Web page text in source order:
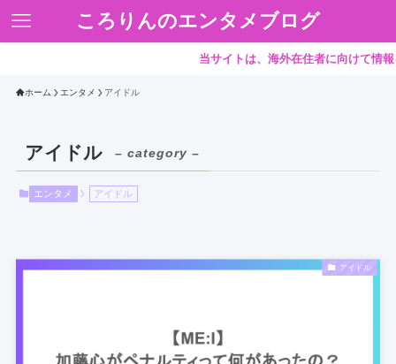
ころりんのエンタメブログ
当サイトは、海外在住者に向けて情報を発
ホーム エンタメ アイドル
アイドル – category –
エンタメ アイドル
アイドル